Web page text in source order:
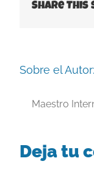
Share This
Sobre el Autor:
Maestro
Deja tu